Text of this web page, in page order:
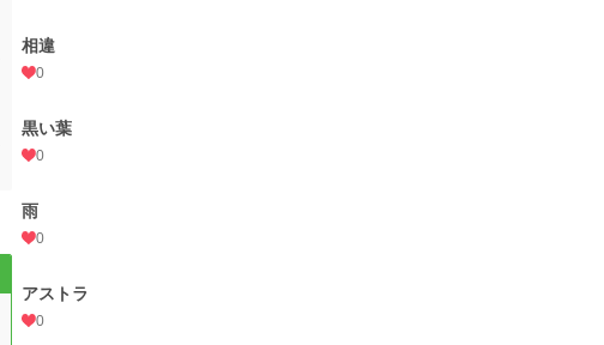
相違
0
黒い葉
0
雨
0
アストラ
0